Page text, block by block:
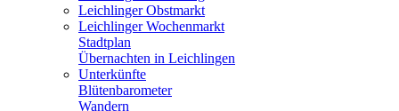
Leichlinger Obstmarkt
Leichlinger Wochenmarkt
Stadtplan
Übernachten in Leichlingen
Unterkünfte
Blütenbarometer
Wandern